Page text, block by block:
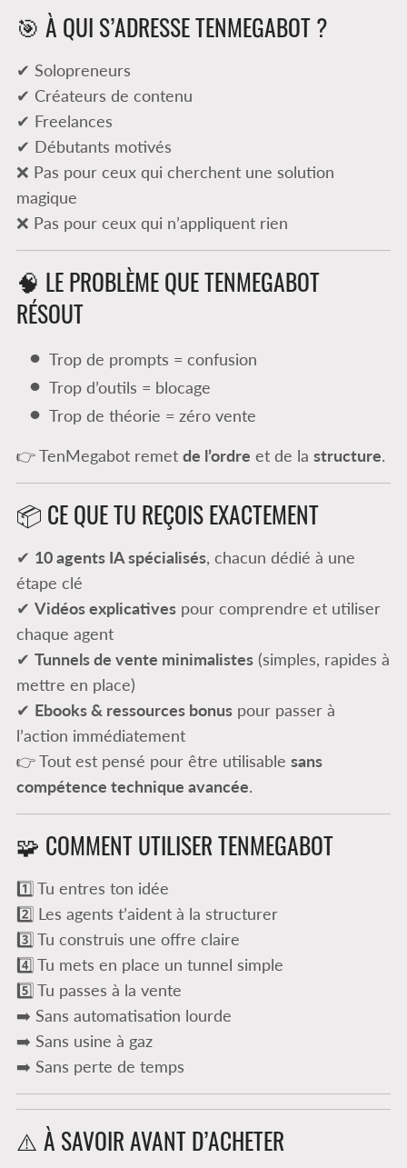
🎯 À QUI S’ADRESSE TENMEGABOT ?
✔ Solopreneurs
✔ Créateurs de contenu
✔ Freelances
✔ Débutants motivés
❌ Pas pour ceux qui cherchent une solution
magique
❌ Pas pour ceux qui n’appliquent rien
🧠 LE PROBLÈME QUE TENMEGABOT
RÉSOUT
Trop de prompts = confusion
Trop d’outils = blocage
Trop de théorie = zéro vente
👉 TenMegabot remet de l’ordre et de la structure.
📦 CE QUE TU REÇOIS EXACTEMENT
✔ 10 agents IA spécialisés, chacun dédié à une
étape clé
✔ Vidéos explicativespour comprendre et utiliser
chaque agent
✔ Tunnels de vente minimalistes(simples, rapides à
mettre en place)
✔ Ebooks & ressources bonuspour passer à
l’action immédiatement
👉 Tout est pensé pour être utilisable sans
compétence technique avancée.
🧩 COMMENT UTILISER TENMEGABOT
1️⃣ Tu entres ton idée
2️⃣ Les agents t’aident à la structurer
3️⃣ Tu construis une offre claire
4️⃣ Tu mets en place un tunnel simple
5️⃣ Tu passes à la vente
➡️ Sans automatisation lourde
➡️ Sans usine à gaz
➡️ Sans perte de temps
⚠️ À SAVOIR AVANT D’ACHETER